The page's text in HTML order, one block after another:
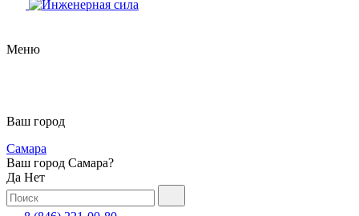
Меню
Ваш город
Самара
Ваш город Самара?
Да Нет